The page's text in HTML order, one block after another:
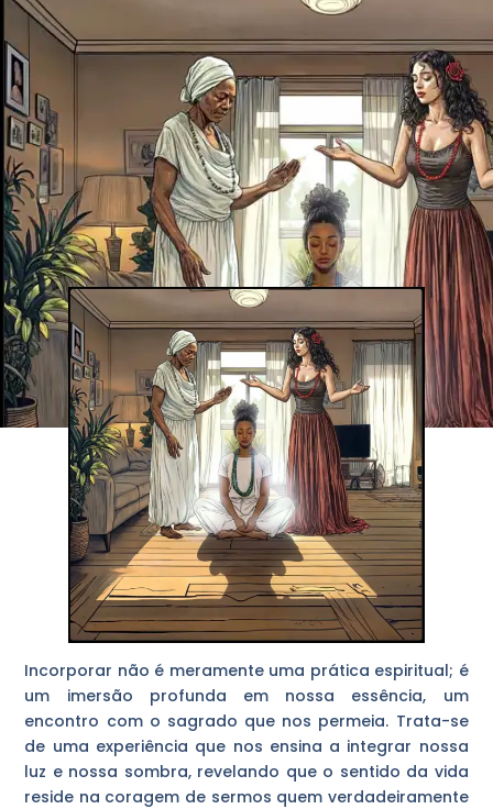
Incorporar não é meramente uma prática espiritual; é
um imersão profunda em nossa essência, um
encontro com o sagrado que nos permeia. Trata-se
de uma experiência que nos ensina a integrar nossa
luz e nossa sombra, revelando que o sentido da vida
reside na coragem de sermos quem verdadeiramente